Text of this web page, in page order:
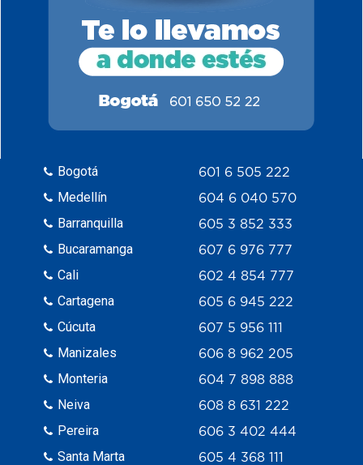
Bogotá
Medellín
Barranquilla
Bucaramanga
Cali
Cartagena
Cúcuta
Manizales
Monteria
Neiva
Pereira
Santa Marta
601 6 505 222
604 6 040 570
605 3 852 333
607 6 976 777
602 4 854 777
605 6 945 222
607 5 956 111
606 8 962 205
604 7 898 888
608 8 631 222
606 3 402 444
605 4 368 111